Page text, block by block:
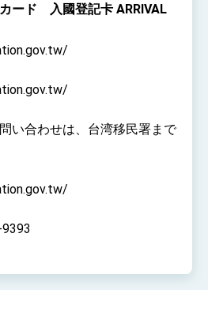
ード　入國登記卡 ARRIVAL
い合わせは、台湾移民署まで